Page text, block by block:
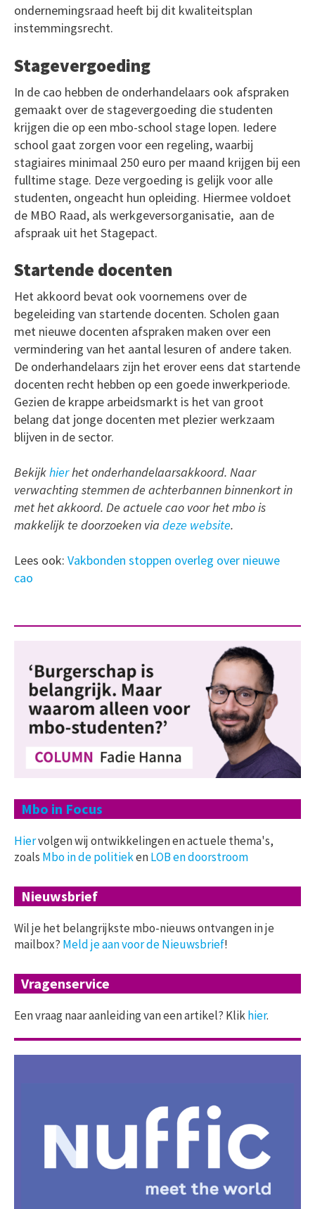
ondernemingsraad heeft bij dit kwaliteitsplan
instemmingsrecht.
Stagevergoeding
In de cao hebben de onderhandelaars ook afspraken
gemaakt over de stagevergoeding die studenten
krijgen die op een mbo-school stage lopen. Iedere
school gaat zorgen voor een regeling, waarbij
stagiaires minimaal 250 euro per maand krijgen bij een
fulltime stage. Deze vergoeding is gelijk voor alle
studenten, ongeacht hun opleiding. Hiermee voldoet
de MBO Raad, als werkgeversorganisatie, aan de
afspraak uit het Stagepact.
Startende docenten
Het akkoord bevat ook voornemens over de
begeleiding van startende docenten. Scholen gaan
met nieuwe docenten afspraken maken over een
vermindering van het aantal lesuren of andere taken.
De onderhandelaars zijn het erover eens dat startende
docenten recht hebben op een goede inwerkperiode.
Gezien de krappe arbeidsmarkt is het van groot
belang dat jonge docenten met plezier werkzaam
blijven in de sector.
Bekijkhierhet onderhandelaarsakkoord. Naar
verwachting stemmen de achterbannen binnenkort in
met het akkoord. De actuele cao voor het mbo is
makkelijk te doorzoeken via deze website.
Lees ook: Vakbonden stoppen overleg over nieuwe
cao
Mbo in Focus
Hiervolgen wij ontwikkelingen en actuele thema's,
zoals Mbo in de politiekenLOB en doorstroom
Nieuwsbrief
Wil je het belangrijkste mbo-nieuws ontvangen in je
mailbox? Meld je aan voor de Nieuwsbrief!
Vragenservice
Een vraag naar aanleiding van een artikel? Klikhier.